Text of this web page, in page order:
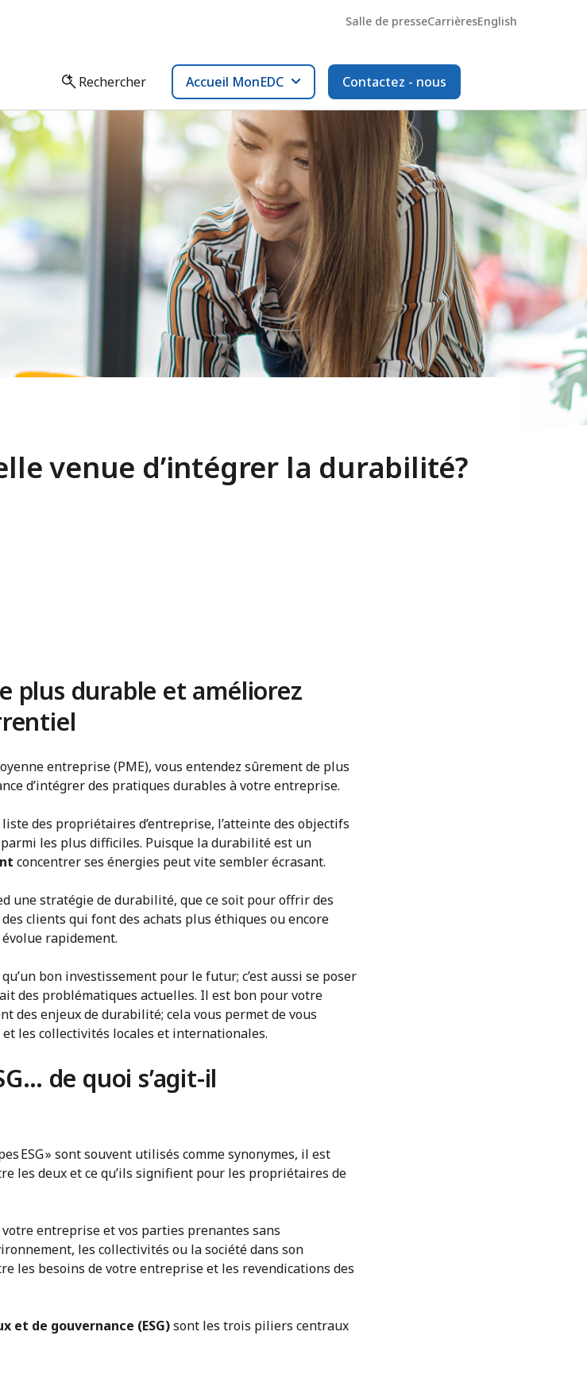
Salle de presseCarrièresEnglish
Rechercher Accueil MonEDC Contactez - nous
venue d’intégrer la durabilité?
plus durable et améliorez
entreprise (PME), vous entendez sûrement de plus
d’intégrer des pratiques durables à votre entreprise.
des propriétaires d’entreprise, l’atteinte des objectifs
les plus difficiles. Puisque la durabilité est un
concentrer ses énergies peut vite sembler écrasant.
une stratégie de durabilité, que ce soit pour offrir des
clients qui font des achats plus éthiques ou encore
rapidement.
bon investissement pour le futur; c’est aussi se poser
des problématiques actuelles. Il est bon pour votre
des enjeux de durabilité; cela vous permet de vous
les collectivités locales et internationales.
de quoi s’agit-il
ESG » sont souvent utilisés comme synonymes, il est
les deux et ce qu’ils signifient pour les propriétaires de
votre entreprise et vos parties prenantes sans
les collectivités ou la société dans son
les besoins de votre entreprise et les revendications des
et de gouvernance (ESG)sont les trois piliers centraux